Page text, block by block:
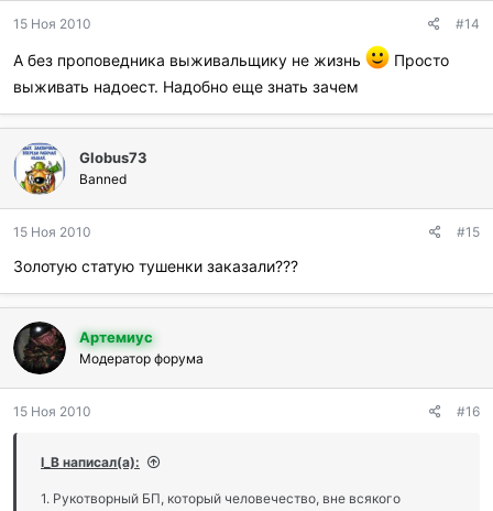
15 Ноя 2010 #14
А без проповедника выживальщику не жизнь
Просто
выживать надоест. Надобно еще знать зачем
Globus73
Banned
15 Ноя 2010 #15
Золотую статую тушенки заказали???
Артемиус
Модератор форума
15 Ноя 2010 #16
I_B написал(а):
1. Рукотворный БП, который человечество, вне всякого